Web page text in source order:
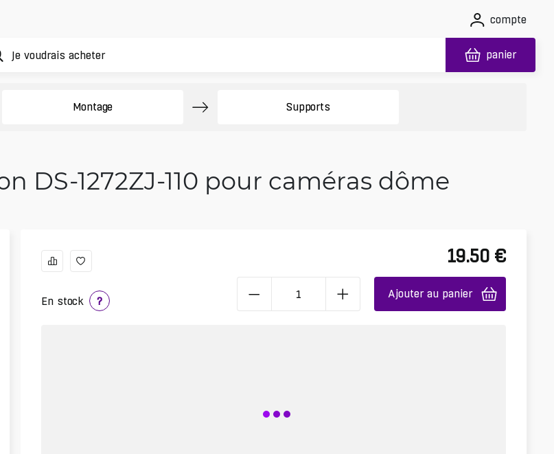
compte
panier
Montage Supports
DS-1272ZJ-110 pour caméras dôme
En stock ?
19.50 €
Ajouter au panier